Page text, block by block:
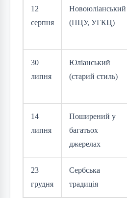
12
серпня
Новоюліанський
(ПЦУ, УГКЦ)
30
липня
Юліанський
(старий стиль)
14
липня
Поширений у
багатьох
джерелах
23
грудня
Сербська
традиція